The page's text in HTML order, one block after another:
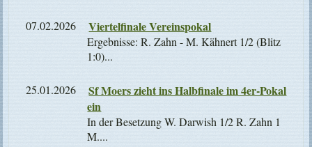
07.02.2026 Viertelfinale Vereinspokal
Ergebnisse: R. Zahn - M. Kähnert 1/2 (Blitz
1:0)...
25.01.2026
Sf Moers zieht ins Halbfinale im 4er-Pokal
ein
In der Besetzung W. Darwish 1/2 R. Zahn 1
M....